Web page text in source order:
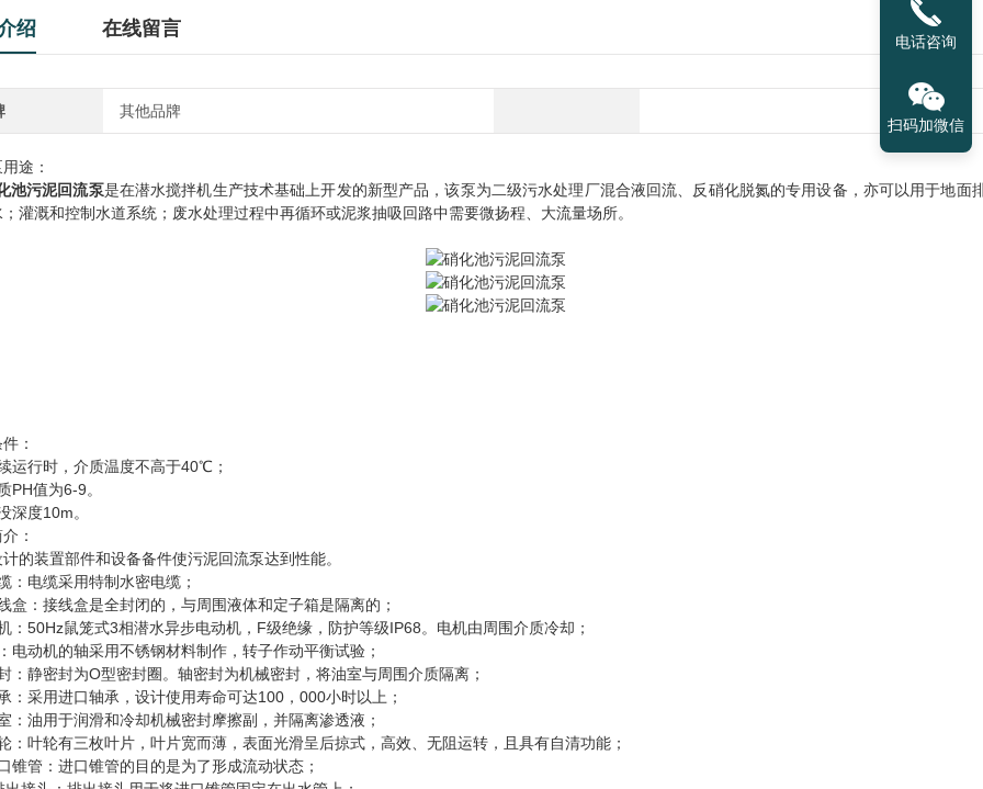
绍 在线留言
其他品牌
途：
池污泥回流泵是在潜水搅拌机生产技术基础上开发的新型产品，该泵为二级污水处理厂混合液回流、反硝化脱氮的专用设备，亦可以用于地面
灌溉和控制水道系统；废水处理过程中再循环或泥浆抽吸回路中需要微扬程、大流量场所。
：
运行时，介质温度不高于40℃；
PH值为6-9。
深度10m。
：
的装置部件和设备备件使污泥回流泵达到性能。
：电缆采用特制水密电缆；
盒：接线盒是全封闭的，与周围液体和定子箱是隔离的；
：50Hz鼠笼式3相潜水异步电动机，F级绝缘，防护等级IP68。电机由周围介质冷却；
电动机的轴采用不锈钢材料制作，转子作动平衡试验；
：静密封为O型密封圈。轴密封为机械密封，将油室与周围介质隔离；
：采用进口轴承，设计使用寿命可达100，000小时以上；
：油用于润滑和冷却机械密封摩擦副，并隔离渗透液；
：叶轮有三枚叶片，叶片宽而薄，表面光滑呈后掠式，高效、无阻运转，且具有自清功能；
锥管：进口锥管的目的是为了形成流动状态；
电话咨询
扫码加微信